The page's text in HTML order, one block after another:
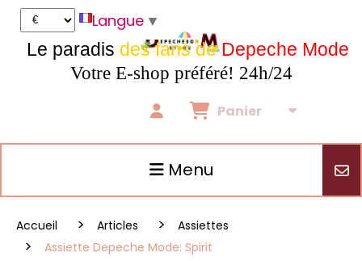
Le paradis des fans deDepeche Mode
Votre E-shop préféré! 24h/24
Panier
Menu
Accueil Articles
Assiettes
Assiette Depeche Mode: Spirit
Langue ▼
Panneau de gestion des cookies